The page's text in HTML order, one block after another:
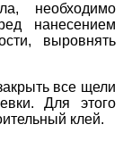
необходимо
нанесением
выровнять
все щели
Для этого
клей.